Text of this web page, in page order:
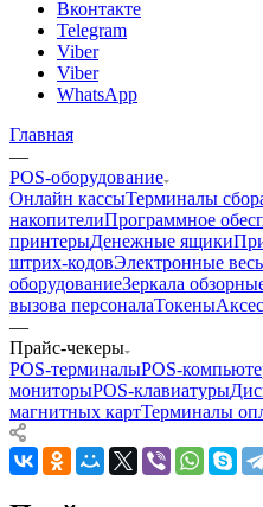
Вконтакте
Telegram
Viber
Viber
WhatsApp
Главная
—
POS-оборудование
Онлайн кассыТерминалы
накопителиПрограммное
принтерыДенежные ящики
штрих-кодовЭлектронные
оборудованиеЗеркала
вызова персоналаТокены
—
Прайс-чекеры
POS-терминалыPOS-
мониторыPOS-клавиатуры
магнитных картТерминалы